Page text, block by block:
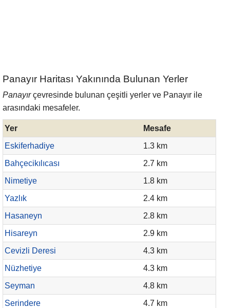
Panayır Haritası Yakınında Bulunan Yerler
Panayırçevresinde bulunan çeşitli yerler ve Panayır ile
arasındaki mesafeler.
Yer
Mesafe
Eskiferhadiye
1.3 km
Bahçecikılıcası
2.7 km
Nimetiye
1.8 km
Yazlık
2.4 km
Hasaneyn
2.8 km
Hisareyn
2.9 km
Cevizli Deresi
4.3 km
Nüzhetiye
4.3 km
Seyman
4.8 km
Serindere
4.7 km